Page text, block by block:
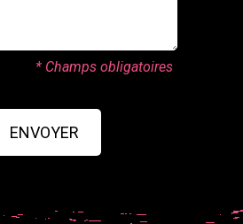
* Champs obligatoires
ENVOYER